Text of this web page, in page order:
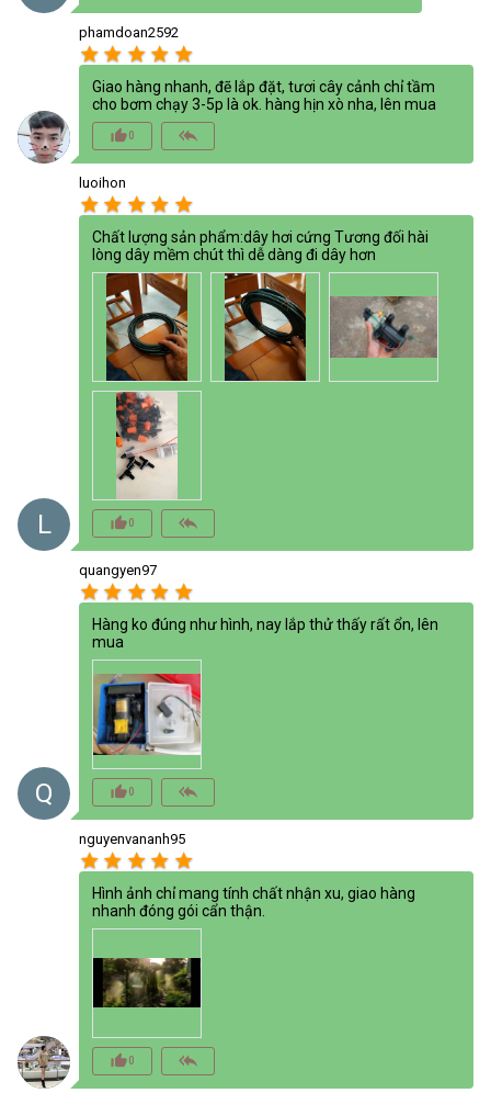
phamdoan2592
star star star star star
Giao hàng nhanh, đẽ lắp đặt, tươi cây cảnh chỉ tầm
cho bơm chạy 3-5p là ok. hàng hịn xò nha, lên mua
thumb_up_alt0 reply_all
L
luoihon
star star star star star
Chất lượng sản phẩm:dây hơi cứng Tương đối hài
lòng dây mềm chút thì dễ dàng đi dây hơn
thumb_up_alt0 reply_all
Q
quangyen97
star star star star star
Hàng ko đúng như hình, nay lắp thử thấy rất ổn, lên
mua
thumb_up_alt0 reply_all
nguyenvananh95
star star star star star
Hình ảnh chỉ mang tính chất nhận xu, giao hàng
nhanh đóng gói cẩn thận.
thumb_up_alt0 reply_all